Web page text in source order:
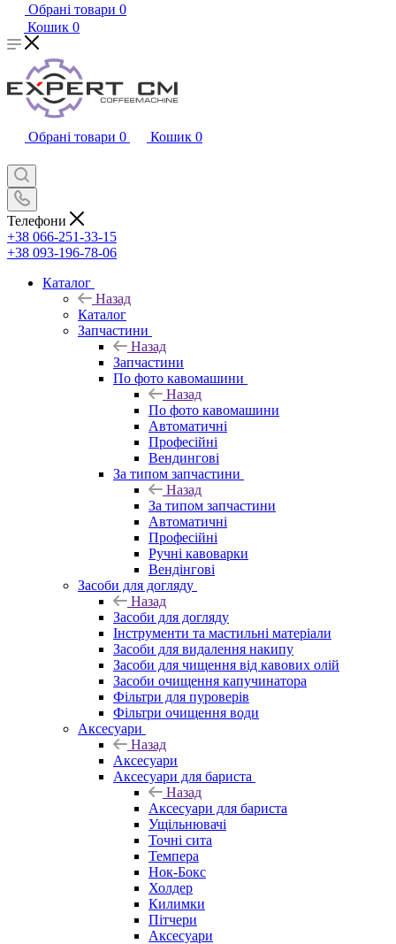
Обрані товари 0
Кошик 0
Обрані товари 0 Кошик 0
Телефони
+38 066-251-33-15
+38 093-196-78-06
Каталог
Назад
Каталог
Запчастини
Назад
Запчастини
По фото кавомашини
Назад
По фото кавомашини
Автоматичні
Професійні
Вендингові
За типом запчастини
Назад
За типом запчастини
Автоматичні
Професійні
Ручні кавоварки
Вендінгові
Засоби для догляду
Назад
Засоби для догляду
Інструменти та мастильні матеріали
Засоби для видалення накипу
Засоби для чищення від кавових олій
Засоби очищення капучинатора
Фільтри для пуроверів
Фільтри очищення води
Аксесуари
Назад
Аксесуари
Аксесуари для бариста
Назад
Аксесуари для бариста
Ущільнювачі
Точні сита
Темпера
Нок-Бокс
Холдер
Килимки
Пітчери
Аксесуари